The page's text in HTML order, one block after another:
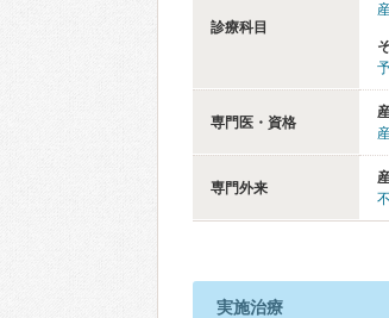
診療科目
専門医・資格
専門外来
実施治療